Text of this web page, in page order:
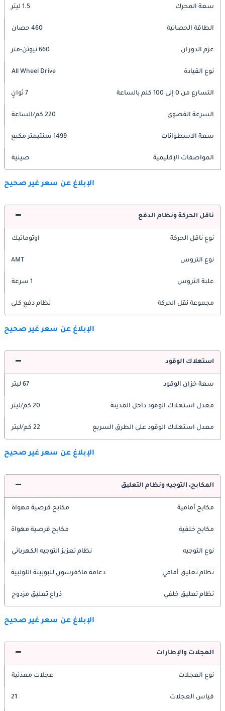
سعة المحرك 1.5 ليتر
الطاقة الحصانية 460 حصان
عزم الدوران 660 نيوتن-متر
نوع القيادة All Wheel Drive
التسارع من 0 إلى 100 كلم بالساعة 7 ثوانٍ
السرعة القصوى 220 كم/الساعة
سعة الاسطوانات 1499 سنتيمتر مكبع
المواصفات الإقليمية صينية
الإبلاغ عن سعر غير صحيح
ناقل الحركة ونظام الدفع
نوع ناقل الحركة اوتوماتيك
نوع التروس AMT
علبة التروس 1 سرعة
مجموعة نقل الحركة نظام دفع كلي
الإبلاغ عن سعر غير صحيح
استهلاك الوقود
سعة خزان الوقود 67 ليتر
معدل استهلاك الوقود داخل المدينة 20 كم/ليتر
معدل استهلاك الوقود على الطرق السريع 22 كم/ليتر
الإبلاغ عن سعر غير صحيح
المكابح، التوجيه ونظام التعليق
مكابح أمامية مكابح قرصية مهواة
مكابح خلفية مكابح قرصية مهواة
نوع التوجيه نظام تعزيز التوجيه الكهربائي
نظام تعليق أمامي دعامة ماكفرسون للبوبينة اللولبية
نظام تعليق خلفي ذراع تعليق مزدوج
الإبلاغ عن سعر غير صحيح
العجلات والإطارات
نوع العجلات عجلات معدنية
قياس العجلات 21